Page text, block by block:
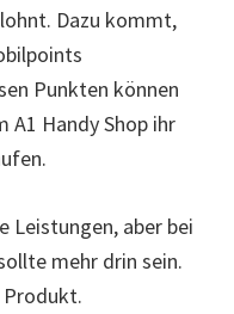
Dazu kommt,
Punkten können
A1 Handy Shop ihr
Leistungen, aber bei
mehr drin sein.
Produkt.